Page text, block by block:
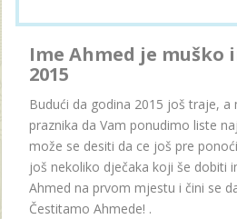
Ime Ahmed je muško
2015
Budući da godina 2015 još traje, a
praznika da Vam ponudimo liste
može se desiti da ce još pre
još nekoliko dječaka koji še dobiti
Ahmed na prvom mjestu i čini se
Čestitamo Ahmede! .